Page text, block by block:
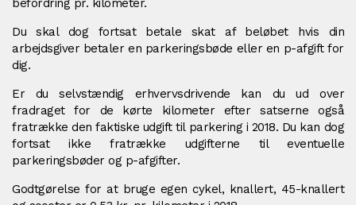
Du skal dog fortsat betale skat af beløbet hvis din
arbejdsgiver betaler en parkeringsbøde eller en p-afgift for
dig.
Er du selvstændig erhvervsdrivende kan du ud over
fradraget for de kørte kilometer efter satserne også
fratrække den faktiske udgift til parkering i 2018. Du kan dog
fortsat ikke fratrække udgifterne til eventuelle
parkeringsbøder og p-afgifter.
Godtgørelse for at bruge egen cykel, knallert, 45-knallert